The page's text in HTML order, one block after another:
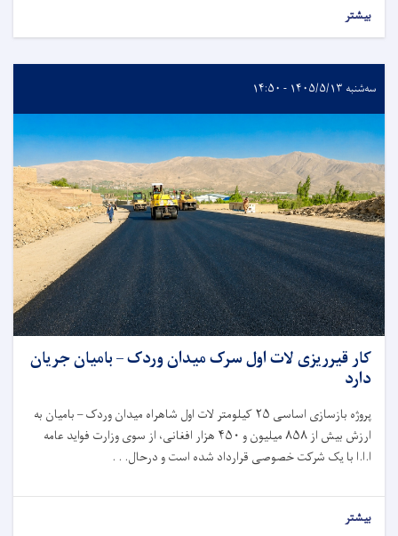
بیشتر
سه‌شنبه ۱۴۰۵/۵/۱۳ - ۱۴:۵۰
کار قیرریزی لات اول سرک میدان وردک – بامیان جریان
دارد
پروژه بازسازی اساسی ۲۵کیلومتر لات اول شاهراه میدان وردک – بامیان به
ارزش بیش از ۸۵۸میلیون و ۴۵۰ هزار افغانی، از سوی وزارت فواید عامه
ا.ا.ا با یک شرکت خصوصی قرارداد شده است و درحال. . .
بیشتر